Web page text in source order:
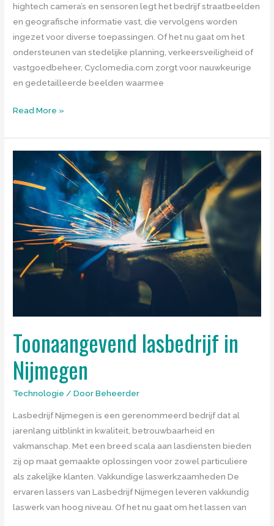
hightech camera’s en sensoren legt het bedrijf straatbeelden
en geografische informatie vast, die vervolgens worden
ingezet voor diverse toepassingen. Of het nu gaat om het
ondersteunen van stedelijke planning, verkeersveiligheid of
vastgoedbeheer, Cyclomedia.com zorgt voor nauwkeurige
en gedetailleerde beelden waarmee
Cyclomedia:
in
data
Read More »
Toonaangevend lasbedrijf in
Nijmegen
Technologie / DoorBeheerder
Lasbedrijf Nijmegen is een gerenommeerd bedrijf dat al
jarenlang uitblinkt in kwaliteit, betrouwbaarheid en
vakmanschap. Met een breed scala aan lasdiensten bieden
zij op maat gemaakte oplossingen voor zowel particuliere
als zakelijke klanten. Vakkundige laswerkzaamheden De
ervaren lassers van Lasbedrijf Nijmegen leveren vakkundig
laswerk van hoog niveau. Of het nu gaat om het lassen van